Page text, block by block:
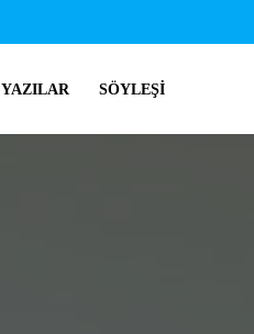
YAZILAR SÖYLEŞI